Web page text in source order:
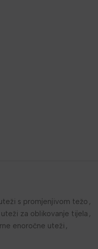
s promjenjivom težo ,
za oblikovanje tijela ,
enoročne uteži ,